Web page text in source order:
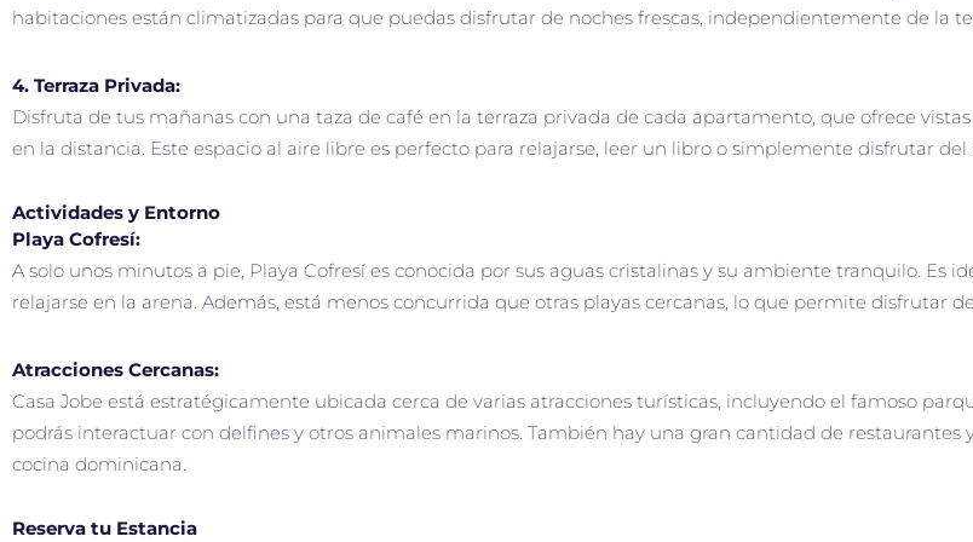
habitaciones están climatizadas para que puedas disfrutar de noches frescas, independientemente de la
4. Terraza Privada:
Disfruta de tus mañanas con una taza de café en la terraza privada de cada apartamento, que ofrece
en la distancia. Este espacio al aire libre es perfecto para relajarse, leer un libro o simplemente disfrutar
Actividades y Entorno
Playa Cofresí:
A solo unos minutos a pie, Playa Cofresí es conocida por sus aguas cristalinas y su ambiente tranquilo. Es
relajarse en la arena. Además, está menos concurrida que otras playas cercanas, lo que permite disfrutar
Atracciones Cercanas:
Casa Jobe está estratégicamente ubicada cerca de varias atracciones turísticas, incluyendo el famoso
podrás interactuar con delfines y otros animales marinos. También hay una gran cantidad de restaurantes
cocina dominicana.
Reserva tu Estancia